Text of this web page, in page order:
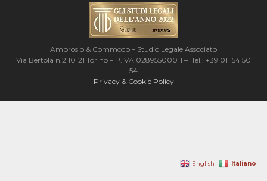
Ambrosio & Commodo – Studio Legale Associato
Via Bertola n.2 10121 Torino – P.IVA 02895500011 – Tel.: +39 011 54 50
54
Privacy & Cookie Policy
English Italiano